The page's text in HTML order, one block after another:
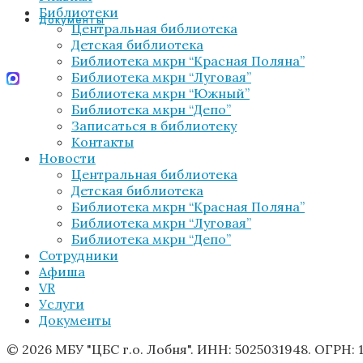
Документы
Библиотеки
Центральная библиотека
Детская библиотека
Библиотека мкрн “Красная Поляна”
Библиотека мкрн “Луговая”
Библиотека мкрн “Южный”
Библиотека мкрн “Депо”
Записаться в библиотеку
Контакты
Новости
Центральная библиотека
Детская библиотека
Библиотека мкрн “Красная Поляна”
Библиотека мкрн “Луговая”
Библиотека мкрн “Депо”
Сотрудники
Афиша
VR
Услуги
Документы
© 2026 МБУ "ЦБС г.о. Лобня". ИНН: 5025031948. ОГРН: